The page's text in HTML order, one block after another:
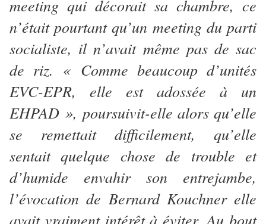
meeting qui décorait sa chambre, ce
n’était pourtant qu’un meeting du parti
socialiste, il n’avait même pas de sac
de riz. « Comme beaucoup d’unités
EVC-EPR, elle est adossée à un
EHPAD », poursuivit-elle alors qu’elle
se remettait difficilement, qu’elle
sentait quelque chose de trouble et
d’humide envahir son entrejambe,
l’évocation de Bernard Kouchner elle
avait vraiment intérêt à éviter. Au bout